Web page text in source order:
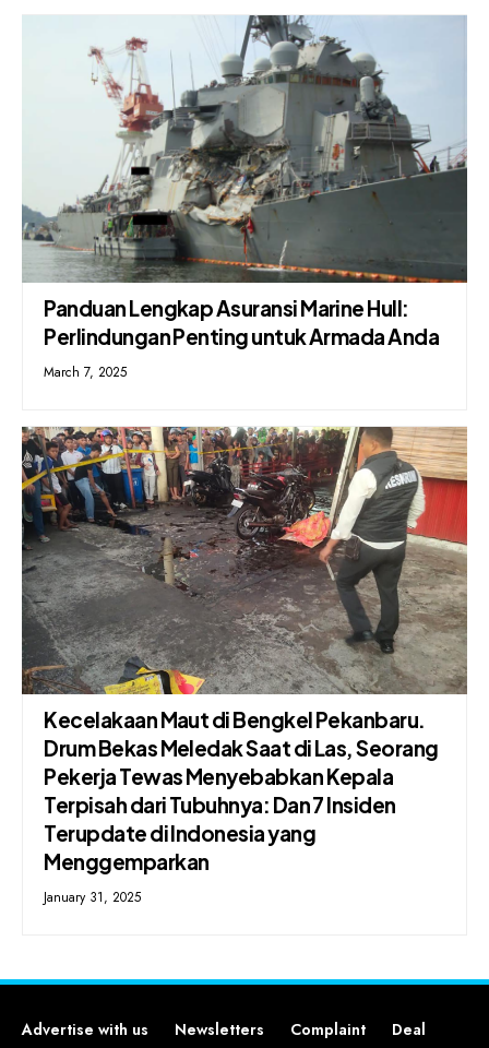
Panduan Lengkap Asuransi Marine Hull:
Perlindungan Penting untuk Armada Anda
March 7, 2025
Kecelakaan Maut di Bengkel Pekanbaru.
Drum Bekas Meledak Saat di Las, Seorang
Pekerja Tewas Menyebabkan Kepala
Terpisah dari Tubuhnya: Dan 7 Insiden
Terupdate di Indonesia yang
Menggemparkan
January 31, 2025
Advertise with us Newsletters Complaint Deal